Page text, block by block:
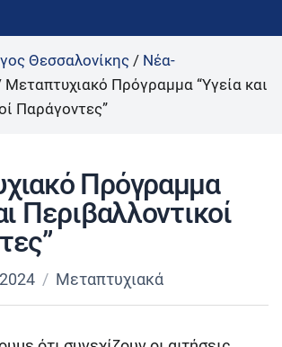
Θεσσαλονίκης / Νέα-
Μεταπτυχιακό Πρόγραμμα “Υγεία και
Παράγοντες”
Πρόγραμμα
Περιβαλλοντικοί
Μεταπτυχιακά